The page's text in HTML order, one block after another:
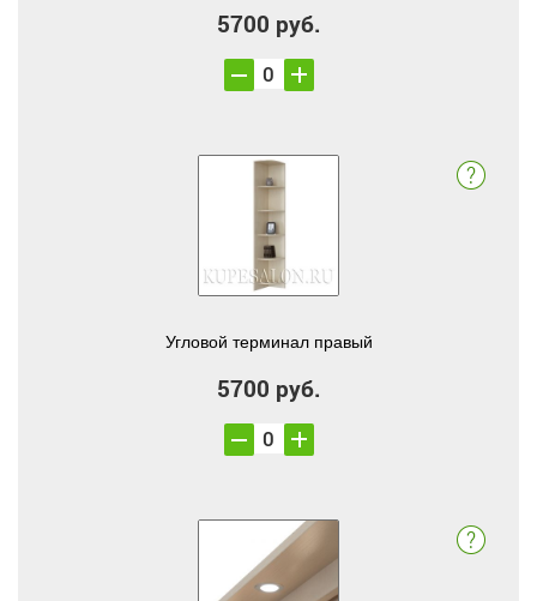
5700 руб.
Угловой терминал правый
5700 руб.